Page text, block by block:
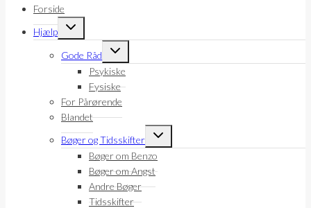
Forside
Hjælp
Skift
undermenu
Gode Råd
Skift
undermenu
Psykiske
Fysiske
For Pårørende
Blandet
Bøger og Tidsskifter
Skift
undermenu
Bøger om Benzo
Bøger om Angst
Andre Bøger
Tidsskifter